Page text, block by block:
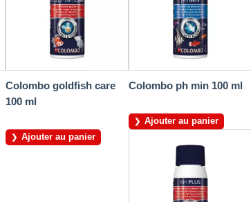
Colombo goldfish care
100 ml
Ajouter au panier
Colombo ph min 100 ml
Ajouter au panier